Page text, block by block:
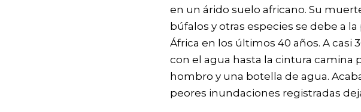
en un árido suelo africano. Su
búfalos y otras especies se debe a
África en los últimos 40 años. A casi
con el agua hasta la cintura camina
hombro y una botella de agua.
peores inundaciones registradas